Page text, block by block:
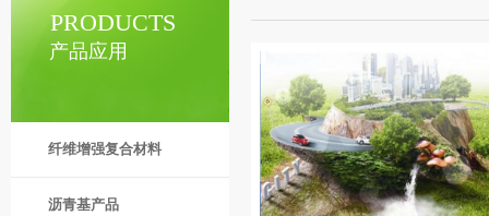
产品应用
PRODUCTS
纤维增强复合材料
沥青基产品